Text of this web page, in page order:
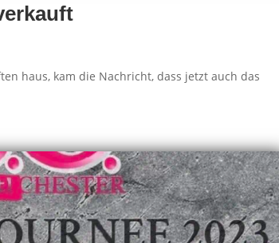
haus, kam die Nachricht, dass jetzt auch das